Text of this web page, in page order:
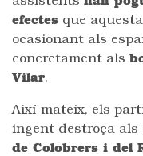
efectes que
ocasionant als
concretament als
Vilar.
Així mateix, els
ingent destroça als
de Colobrers i del